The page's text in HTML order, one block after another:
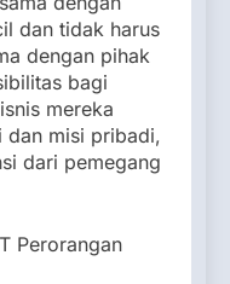
dan tidak harus
dengan pihak
bagi
mereka
dan misi pribadi,
dari pemegang
Perorangan